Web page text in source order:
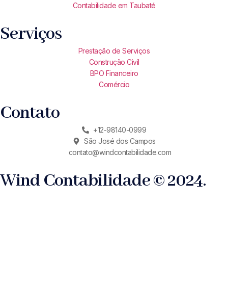
Contabilidade em Taubaté
Serviços
Prestação de Serviços
Construção Civil
BPO Financeiro
Comércio
Contato
+12-98140-0999
São José dos Campos
contato@windcontabilidade.com
Wind Contabilidade © 2024.